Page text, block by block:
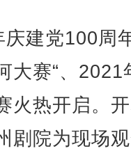
建党100周
大赛“、2021
火热开启。
剧院为现场